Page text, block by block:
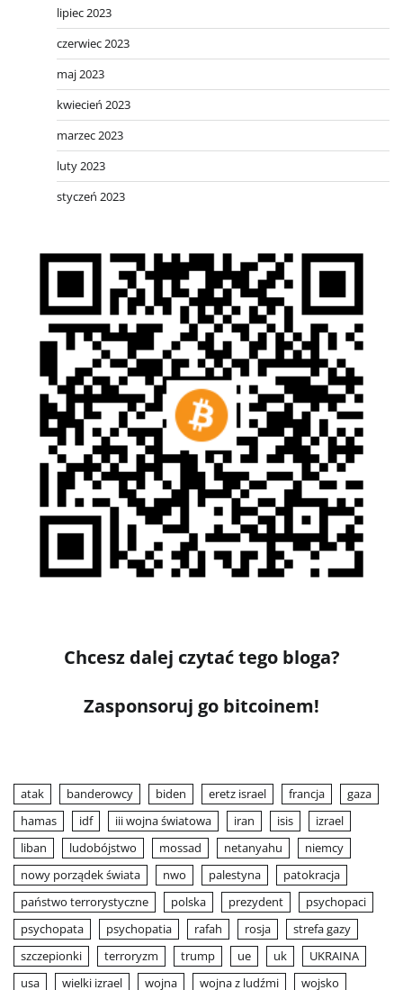
lipiec 2023
czerwiec 2023
maj 2023
kwiecień 2023
marzec 2023
luty 2023
styczeń 2023
Chcesz dalej czytać tego bloga?
Zasponsoruj go bitcoinem!
atak banderowcy biden eretz israel francja
gaza
hamas
idf iii wojna światowa iran isis
izrael
liban
ludobójstwo mossad netanyahu
niemcy
nowy porządek świata
nwo palestyna
patokracja
państwo terrorystyczne
polska prezydent
psychopaci
psychopata
psychopatia rafah rosja
strefa gazy
szczepionki
terroryzm trump ue uk
UKRAINA
usa
wielki izrael wojna wojna z ludźmi wojsko